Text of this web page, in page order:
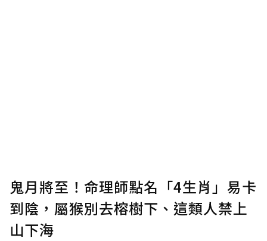
鬼月將至！命理師點名「4生肖」易卡
到陰，屬猴別去榕樹下、這類人禁上
山下海